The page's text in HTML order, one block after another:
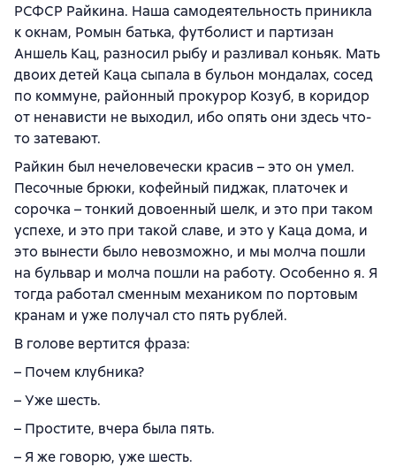
РСФСР Райкина. Наша самодеятельность приникла
к окнам, Ромын батька, футболист и партизан
Аншель Кац, разносил рыбу и разливал коньяк. Мать
двоих детей Каца сыпала в бульон мондалах, сосед
по коммуне, районный прокурор Козуб, в коридор
от ненависти не выходил, ибо опять они здесь что-
то затевают.
Райкин был нечеловечески красив – это он умел.
Песочные брюки, кофейный пиджак, платочек и
сорочка – тонкий довоенный шелк, и это при таком
успехе, и это при такой славе, и это у Каца дома, и
это вынести было невозможно, и мы молча пошли
на бульвар и молча пошли на работу. Особенно я. Я
тогда работал сменным механиком по портовым
кранам и уже получал сто пять рублей.
В голове вертится фраза:
– Почем клубника?
– Уже шесть.
– Простите, вчера была пять.
– Я же говорю, уже шесть.